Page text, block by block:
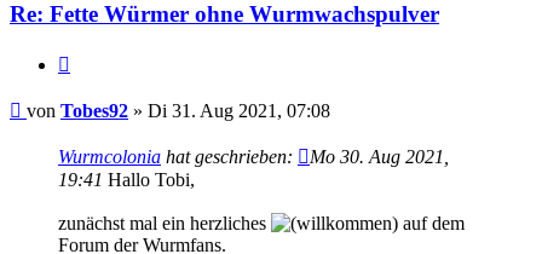
Re: Fette Würmer ohne Wurmwachspulver
Beitrag
von Tobes92 » Di 31. Aug 2021, 07:08
Wurmcolonia hat geschrieben:
Mo 30. Aug 2021,
19:41 Hallo Tobi,
zunächst mal ein herzliches
auf dem
Forum der Wurmfans.